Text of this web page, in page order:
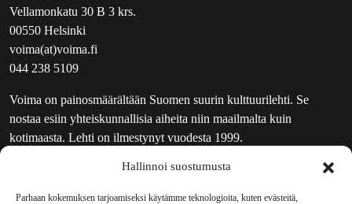
Hallinnoi suostumusta
Parhaan kokemuksen tarjoamiseksi käytämme teknologioita, kuten evästeitä,
Vellamonkatu 30 B 3 krs.
00550 Helsinki
voima(at)voima.fi
044 238 5109
Voima on painosmäärältään Suomen suurin kulttuurilehti. Se
nostaa esiin yhteiskunnallisia aiheita niin maailmalta kuin
kotimaasta. Lehti on ilmestynyt vuodesta 1999.
UUTISKIRJE